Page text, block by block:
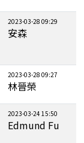
2023-03-28 09:29
安森
2023-03-28 09:27
林晉榮
2023-03-24 15:50
Edmund Fu